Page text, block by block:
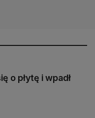
o płytę i wpadł